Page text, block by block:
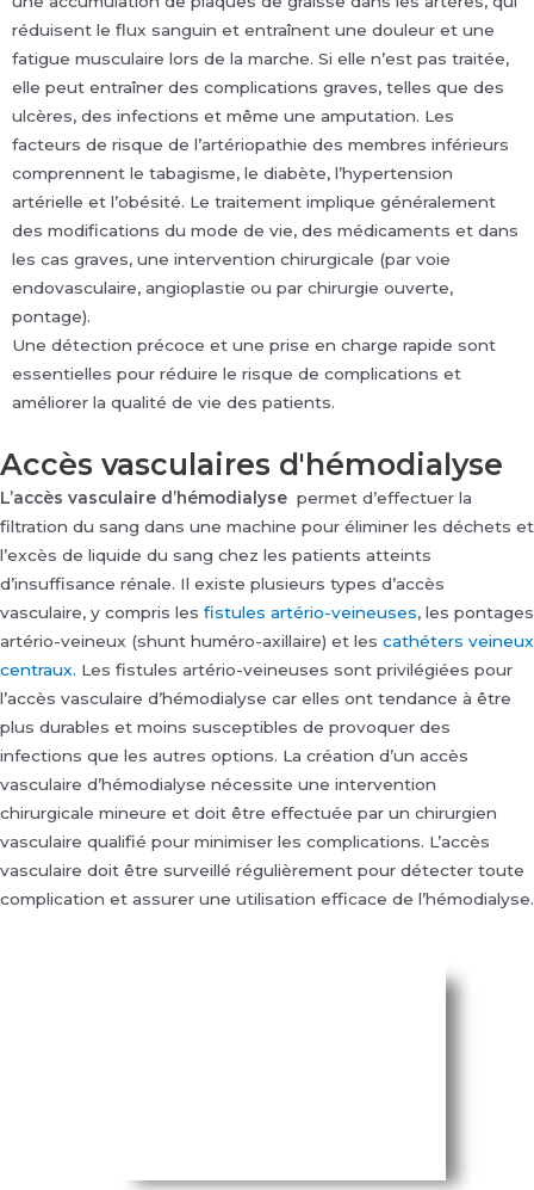
réduisent le flux sanguin et entraînent une douleur et une
fatigue musculaire lors de la marche. Si elle n’est pas traitée,
elle peut entraîner des complications graves, telles que des
ulcères, des infections et même une amputation. Les
facteurs de risque de l’artériopathie des membres inférieurs
comprennent le tabagisme, le diabète, l’hypertension
artérielle et l’obésité. Le traitement implique généralement
des modifications du mode de vie, des médicaments et dans
les cas graves, une intervention chirurgicale (par voie
endovasculaire, angioplastie ou par chirurgie ouverte,
pontage).
Une détection précoce et une prise en charge rapide sont
essentielles pour réduire le risque de complications et
améliorer la qualité de vie des patients.
Accès vasculaires d'hémodialyse
L’accès vasculaire d’hémodialyse permet d’effectuer la
filtration du sang dans une machine pour éliminer les déchets et
l’excès de liquide du sang chez les patients atteints
d’insuffisance rénale. Il existe plusieurs types d’accès
vasculaire, y compris les fistules artério-veineuses, les pontages
artério-veineux (shunt huméro-axillaire) et les cathéters veineux
centraux. Les fistules artério-veineuses sont privilégiées pour
l’accès vasculaire d’hémodialyse car elles ont tendance à être
plus durables et moins susceptibles de provoquer des
infections que les autres options. La création d’un accès
vasculaire d’hémodialyse nécessite une intervention
chirurgicale mineure et doit être effectuée par un chirurgien
vasculaire qualifié pour minimiser les complications. L’accès
vasculaire doit être surveillé régulièrement pour détecter toute
complication et assurer une utilisation efficace de l’hémodialyse.